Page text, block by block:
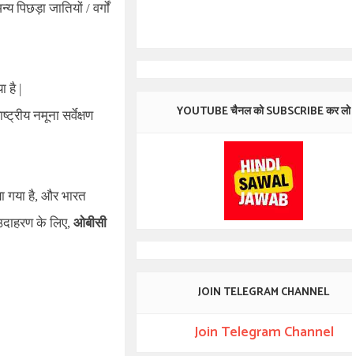
पिछड़ा जातियों / वर्गों
है |
नमूना सर्वेक्षण
गया है, और भारत
के लिए, ओबीसी
YOUTUBE चैनल को SUBSCRIBE कर लो
JOIN TELEGRAM CHANNEL
Join Telegram Channel